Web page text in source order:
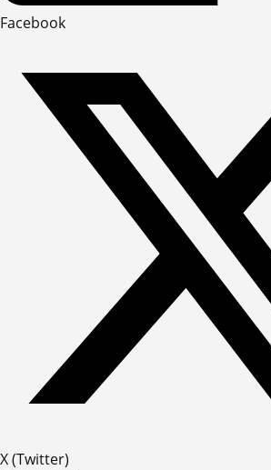
Facebook
X (Twitter)